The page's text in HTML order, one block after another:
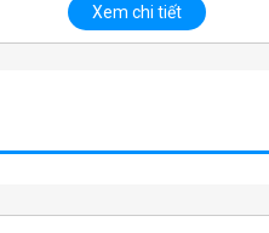
Xem chi tiết